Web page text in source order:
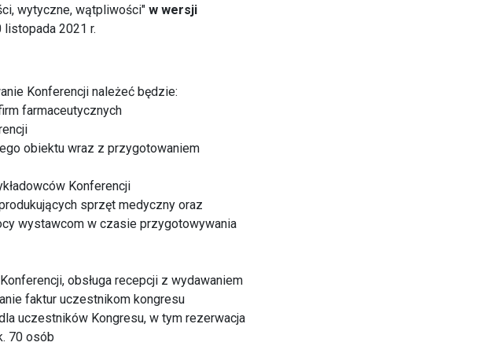
wytyczne, wątpliwości" w wersji
2021 r.
Konferencji należeć będzie:
farmaceutycznych
obiektu wraz z przygotowaniem
Konferencji
sprzęt medyczny oraz
wystawcom w czasie przygotowywania
obsługa recepcji z wydawaniem
faktur uczestnikom kongresu
uczestników Kongresu, w tym rezerwacja
70 osób